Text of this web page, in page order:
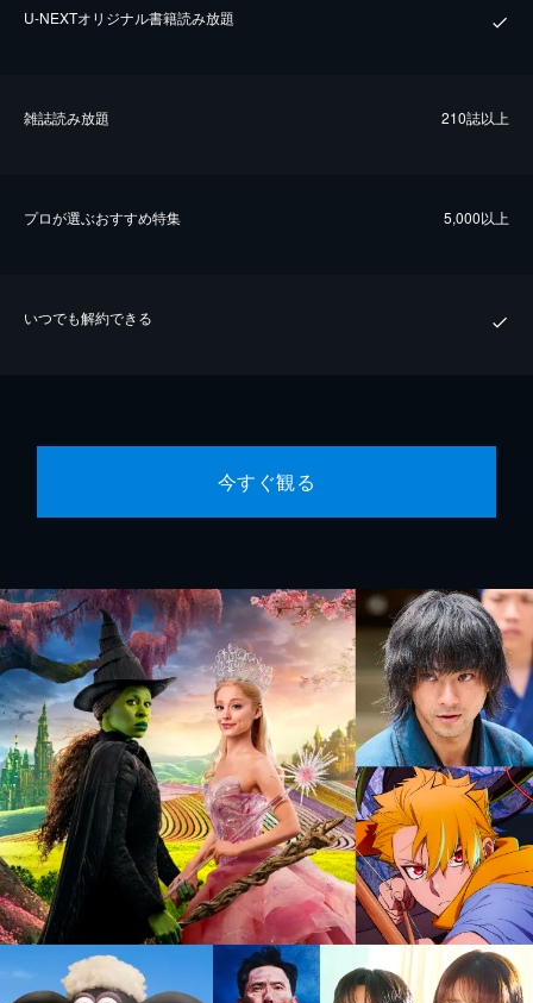
U-NEXTオリジナル書籍読み放題
雑誌読み放題 210誌以上
プロが選ぶおすすめ特集 5,000以上
いつでも解約できる
今すぐ観る